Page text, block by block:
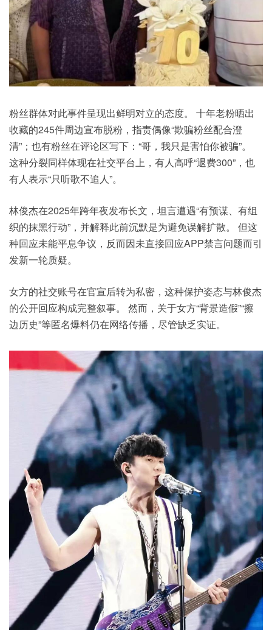
粉丝群体对此事件呈现出鲜明对立的态度。 十年老粉晒出
收藏的245件周边宣布脱粉，指责偶像“欺骗粉丝配合澄
清”；也有粉丝在评论区写下：“哥，我只是害怕你被骗”。
这种分裂同样体现在社交平台上，有人高呼“退费300”，也
有人表示“只听歌不追人”。
林俊杰在2025年跨年夜发布长文，坦言遭遇“有预谋、有组
织的抹黑行动”，并解释此前沉默是为避免误解扩散。 但这
种回应未能平息争议，反而因未直接回应APP禁言问题而引
发新一轮质疑。
女方的社交账号在官宣后转为私密，这种保护姿态与林俊杰
的公开回应构成完整叙事。 然而，关于女方“背景造假”“擦
边历史”等匿名爆料仍在网络传播，尽管缺乏实证。